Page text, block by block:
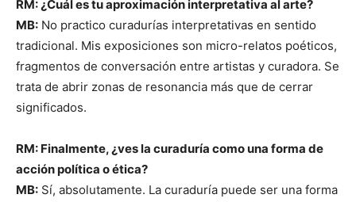
RM: ¿Cuál es tu aproximación interpretativa al arte?
MB: No practico curadurías interpretativas en sentido
tradicional. Mis exposiciones son micro-relatos poéticos,
fragmentos de conversación entre artistas y curadora. Se
trata de abrir zonas de resonancia más que de cerrar
significados.
RM: Finalmente, ¿ves la curaduría como una forma de
acción política o ética?
MB: Sí, absolutamente. La curaduría puede ser una forma